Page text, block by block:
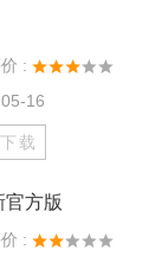
:
16
载
官方版
: